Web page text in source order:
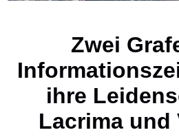
Zwei
ihre
Lacrima und